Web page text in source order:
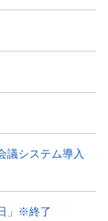
議システム導入
」※終了